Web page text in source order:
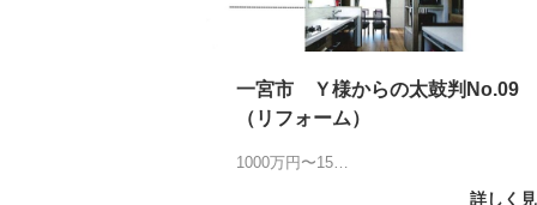
一宮市 Ｙ様からの太鼓判No.09
（リフォーム）
1000万円〜15…
詳しく